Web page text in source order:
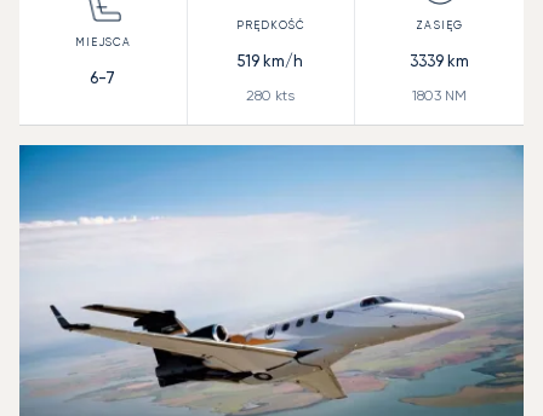
6-7
519 km/h
280 kts
3339 km
1803 NM